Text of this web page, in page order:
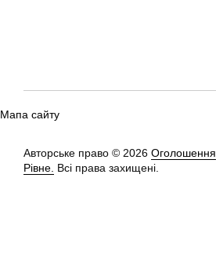
Мапа сайту
Авторське право © 2026 Оголошення
Рівне. Всі права захищені.